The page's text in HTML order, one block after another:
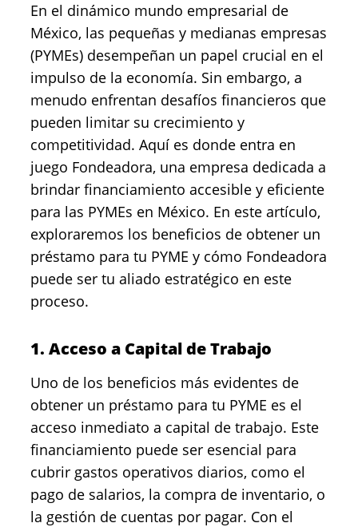
En el dinámico mundo empresarial de
México, las pequeñas y medianas empresas
(PYMEs) desempeñan un papel crucial en el
impulso de la economía. Sin embargo, a
menudo enfrentan desafíos financieros que
pueden limitar su crecimiento y
competitividad. Aquí es donde entra en
juego Fondeadora, una empresa dedicada a
brindar financiamiento accesible y eficiente
para las PYMEs en México. En este artículo,
exploraremos los beneficios de obtener un
préstamo para tu PYME y cómo Fondeadora
puede ser tu aliado estratégico en este
proceso.
1. Acceso a Capital de Trabajo
Uno de los beneficios más evidentes de
obtener un préstamo para tu PYME es el
acceso inmediato a capital de trabajo. Este
financiamiento puede ser esencial para
cubrir gastos operativos diarios, como el
pago de salarios, la compra de inventario, o
la gestión de cuentas por pagar. Con el